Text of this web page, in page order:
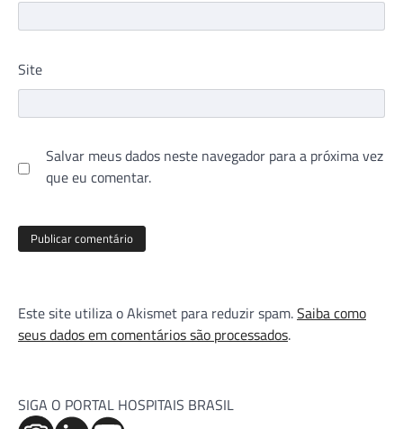
Site
Salvar meus dados neste navegador para a próxima vez
que eu comentar.
Este site utiliza o Akismet para reduzir spam.Saiba como
seus dados em comentários são processados.
SIGA O PORTAL HOSPITAIS BRASIL